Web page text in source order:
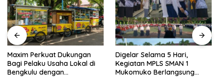
Maxim Perkuat Dukungan
Bagi Pelaku Usaha Lokal di
Bengkulu dengan
Digelar Selama 5 Hari,
Kegiatan MPLS SMAN 1
Mukomuko Berlangsung